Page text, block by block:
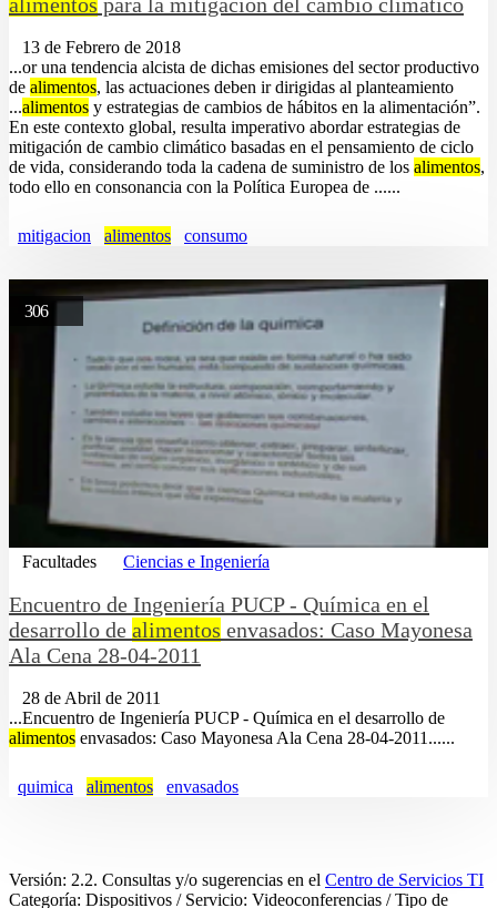
13 de Febrero de 2018
...or una tendencia alcista de dichas emisiones del sector productivo
de alimentos, las actuaciones deben ir dirigidas al planteamiento
...alimentos y estrategias de cambios de hábitos en la alimentación”.
En este contexto global, resulta imperativo abordar estrategias de
mitigación de cambio climático basadas en el pensamiento de ciclo
de vida, considerando toda la cadena de suministro de los alimentos,
todo ello en consonancia con la Política Europea de ......
mitigacion alimentos consumo
306
Facultades Ciencias e Ingeniería
Encuentro de Ingeniería PUCP - Química en el
desarrollo de alimentos envasados: Caso Mayonesa
Ala Cena 28-04-2011
28 de Abril de 2011
...Encuentro de Ingeniería PUCP - Química en el desarrollo de
alimentos envasados: Caso Mayonesa Ala Cena 28-04-2011......
quimica alimentos envasados
Versión: 2.2. Consultas y/o sugerencias en el Centro de Servicios TI
Categoría: Dispositivos / Servicio: Videoconferencias / Tipo de